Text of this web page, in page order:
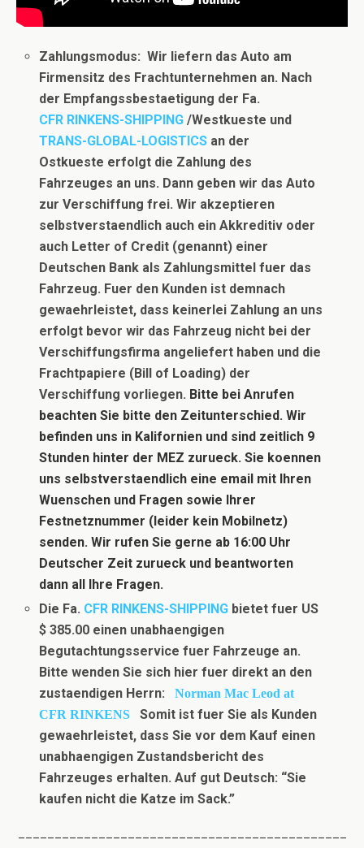
Zahlungsmodus: Wir liefern das Auto am
Firmensitz des Frachtunternehmen an. Nach
der Empfangssbestaetigung der Fa.
CFR RINKENS-SHIPPING /Westkueste und
TRANS-GLOBAL-LOGISTICS an der
Ostkueste erfolgt die Zahlung des
Fahrzeuges an uns. Dann geben wir das Auto
zur Verschiffung frei. Wir akzeptieren
selbstverstaendlich auch ein Akkreditiv oder
auch Letter of Credit (genannt) einer
Deutschen Bank als Zahlungsmittel fuer das
Fahrzeug. Fuer den Kunden ist demnach
gewaehrleistet, dass keinerlei Zahlung an uns
erfolgt bevor wir das Fahrzeug nicht bei der
Verschiffungsfirma angeliefert haben und die
Frachtpapiere (Bill of Loading) der
Verschiffung vorliegen. Bitte bei Anrufen
beachten Sie bitte den Zeitunterschied. Wir
befinden uns in Kalifornien und sind zeitlich 9
Stunden hinter der MEZ zurueck. Sie koennen
uns selbstverstaendlich eine email mit Ihren
Wuenschen und Fragen sowie Ihrer
Festnetznummer (leider kein Mobilnetz)
senden. Wir rufen Sie gerne ab 16:00 Uhr
Deutscher Zeit zurueck und beantworten
dann all Ihre Fragen.
Die Fa. CFR RINKENS-SHIPPING bietet fuer US
$ 385.00 einen unabhaengigen
Begutachtungsservice fuer Fahrzeuge an.
Bitte wenden Sie sich hier fuer direkt an den
zustaendigen Herrn:Norman Mac Leod at
CFR RINKENS
Somit ist fuer Sie als Kunden
gewaehrleistet, dass Sie vor dem Kauf einen
unabhaengigen Zustandsbericht des
Fahrzeuges erhalten. Auf gut Deutsch: “Sie
kaufen nicht die Katze im Sack.”